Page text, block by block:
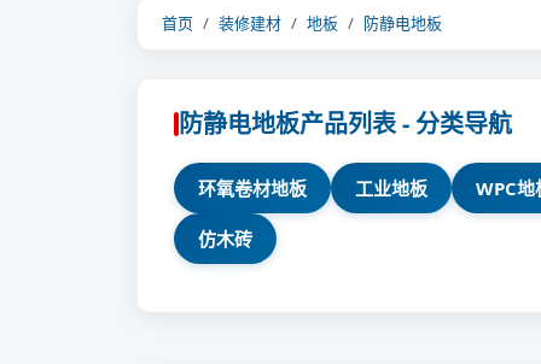
首页 装修建材 地板 防静电地板
防静电地板产品列表 - 分类导航
环氧卷材地板 工业地板 WPC地
仿木砖